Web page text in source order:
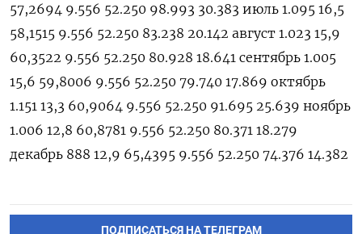
57,2694 9.556 52.250 98.993 30.383 июль 1.095 16,5
58,1515 9.556 52.250 83.238 20.142 август 1.023 15,9
60,3522 9.556 52.250 80.928 18.641 сентябрь 1.005
15,6 59,8006 9.556 52.250 79.740 17.869 октябрь
1.151 13,3 60,9064 9.556 52.250 91.695 25.639 ноябрь
1.006 12,8 60,8781 9.556 52.250 80.371 18.279
декабрь 888 12,9 65,4395 9.556 52.250 74.376 14.382
ПОДПИСАТЬСЯ НА ТЕЛЕГРАМ